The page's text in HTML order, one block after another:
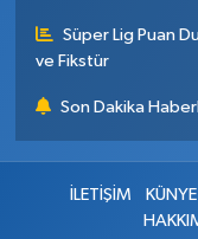
Süper Lig Puan
ve Fikstür
Son Dakika
İLETİŞİM KÜNYE